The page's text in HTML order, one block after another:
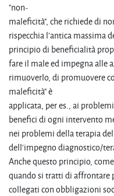
"non-
maleficità", che richiede di
rispecchia l'antica massima
principio di beneficialità
fare il male ed impegna alle
rimuoverlo, di promuovere
maleficità" è
applicata, per es., ai
benefici di ogni intervento
nei problemi della terapia
dell'impegno diagnostico/
Anche questo principio,
quando si tratti di affrontare
collegati con obbligazioni